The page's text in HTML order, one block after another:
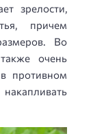
зрелости,
причем
Во
очень
противном